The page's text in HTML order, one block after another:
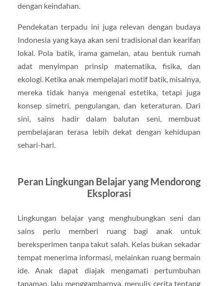
dengan keindahan.
Pendekatan terpadu ini juga relevan dengan budaya
Indonesia yang kaya akan seni tradisional dan kearifan
lokal. Pola batik, irama gamelan, atau bentuk rumah
adat menyimpan prinsip matematika, fisika, dan
ekologi. Ketika anak mempelajari motif batik, misalnya,
mereka tidak hanya mengenal estetika, tetapi juga
konsep simetri, pengulangan, dan keteraturan. Dari
sini, sains hadir dalam balutan seni, membuat
pembelajaran terasa lebih dekat dengan kehidupan
sehari-hari.
Peran Lingkungan Belajar yang Mendorong
Eksplorasi
Lingkungan belajar yang menghubungkan seni dan
sains perlu memberi ruang bagi anak untuk
bereksperimen tanpa takut salah. Kelas bukan sekadar
tempat menerima informasi, melainkan ruang bermain
ide. Anak dapat diajak mengamati pertumbuhan
tanaman, lalu menggambarnya, menulis cerita tentang